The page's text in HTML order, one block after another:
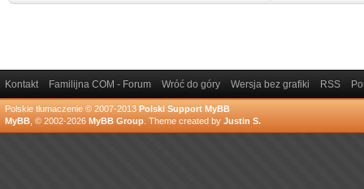
Kontakt Familijna COM - Forum Wróć do góry Wersja bez grafiki RSS
Polskie tłumaczenie © 2007-2013 Polski Support MyBB
MyBB , © 2002-2026 MyBB Group Theme created by Justin S.